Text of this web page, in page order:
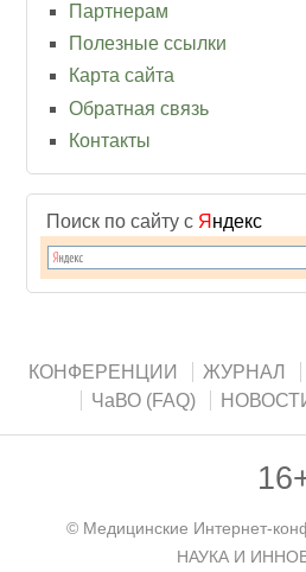
Партнерам
Полезные ссылки
Карта сайта
Обратная связь
Контакты
Поиск по сайту с Я ндекс
КОНФЕРЕНЦИИ ЖУРНАЛ
ЧаВО (FAQ)
© Медицинские Интернет-
НАУКА И